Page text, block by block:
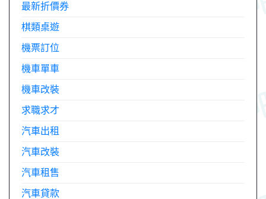
最新折價券
棋類桌遊
機票訂位
機車單車
機車改裝
求職求才
汽車出租
汽車改裝
汽車租售
汽車貸款